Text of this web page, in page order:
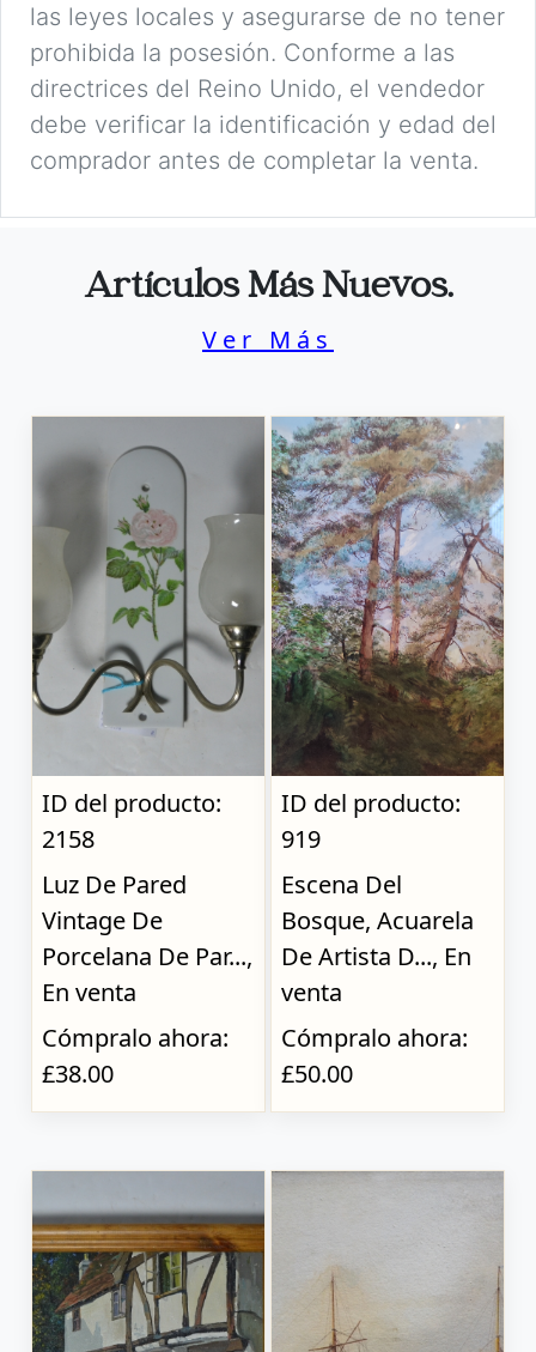
las leyes locales y asegurarse de no tener
prohibida la posesión. Conforme a las
directrices del Reino Unido, el vendedor
debe verificar la identificación y edad del
comprador antes de completar la venta.
Artículos Más Nuevos.
Ver Más
ID del producto:
2158
Luz De Pared
Vintage De
Porcelana De Par...,
En venta
Cómpralo ahora:
£38.00
ID del producto:
919
Escena Del
Bosque, Acuarela
De Artista D..., En
venta
Cómpralo ahora:
£50.00